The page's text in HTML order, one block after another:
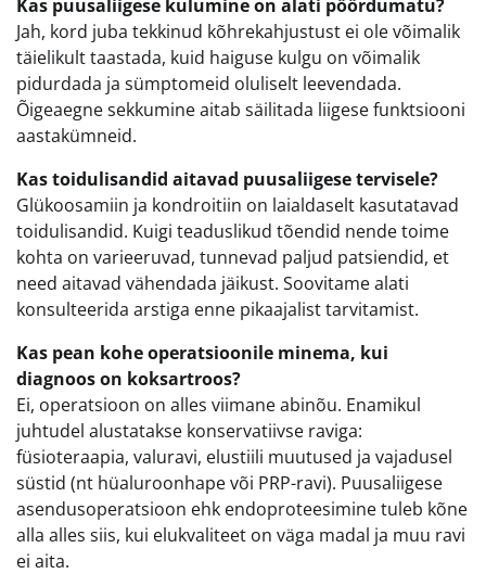
Kas puusaliigese kulumine on alati pöördumatu?
Jah, kord juba tekkinud kõhrekahjustust ei ole võimalik
täielikult taastada, kuid haiguse kulgu on võimalik
pidurdada ja sümptomeid oluliselt leevendada.
Õigeaegne sekkumine aitab säilitada liigese funktsiooni
aastakümneid.
Kas toidulisandid aitavad puusaliigese tervisele?
Glükoosamiin ja kondroitiin on laialdaselt kasutatavad
toidulisandid. Kuigi teaduslikud tõendid nende toime
kohta on varieeruvad, tunnevad paljud patsiendid, et
need aitavad vähendada jäikust. Soovitame alati
konsulteerida arstiga enne pikaajalist tarvitamist.
Kas pean kohe operatsioonile minema, kui
diagnoos on koksartroos?
Ei, operatsioon on alles viimane abinõu. Enamikul
juhtudel alustatakse konservatiivse raviga:
füsioteraapia, valuravi, elustiili muutused ja vajadusel
süstid (nt hüaluroonhape või PRP-ravi). Puusaliigese
asendusoperatsioon ehk endoproteesimine tuleb kõne
alla alles siis, kui elukvaliteet on väga madal ja muu ravi
ei aita.